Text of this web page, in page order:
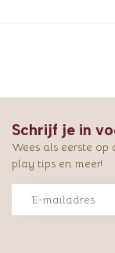
Schrijf je in
Wees als eerste
play tips en meer!